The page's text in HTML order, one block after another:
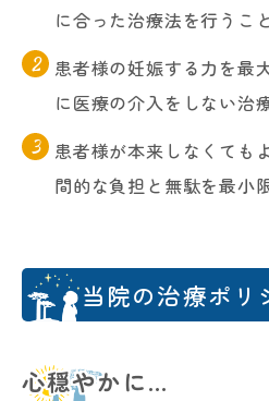
に合った治療法を行うこと
患者様の妊娠する力を最
に医療の介入をしない治
患者様が本来しなくても
間的な負担と無駄を最小
当院の治療ポリ
心穏やかに…